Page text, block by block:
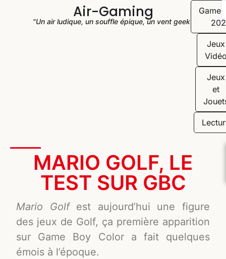
Air-Gaming
"Un air ludique, un souffle épique, un vent geek"
Jeux
Jeux
et
MARIO GOLF, LE
TEST SUR GBC
Mario Golfest aujourd’hui une figure
des jeux de Golf, ça première apparition
sur Game Boy Color a fait quelques
émois à l’époque.